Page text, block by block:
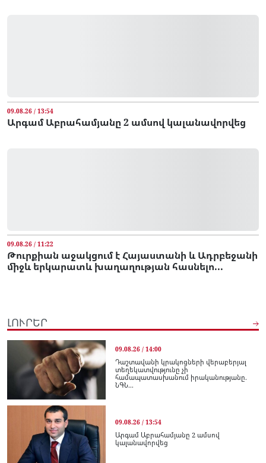
09.08.26 / 13:54
Արգամ Աբրահամյանը 2 ամսով կալանավորվեց
09.08.26 / 11:22
Թուրքիան աջակցում է Հայաստանի և Ադրբեջանի
միջև երկարատև խաղաղության հասնելո...
ԼՈՒՐԵՐ
09.08.26 / 14:00
Դաշտավանի կրակոցների վերաբերյալ
տեղեկատվությունը չի
համապատասխանում իրականությանը.
ՆԳՆ...
09.08.26 / 13:54
Արգամ Աբրահամյանը 2 ամսով
կալանավորվեց